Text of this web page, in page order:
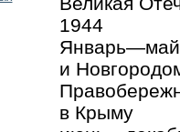
1944
Январь—май
и
в Крыму